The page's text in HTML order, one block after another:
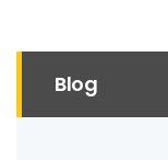
Blog